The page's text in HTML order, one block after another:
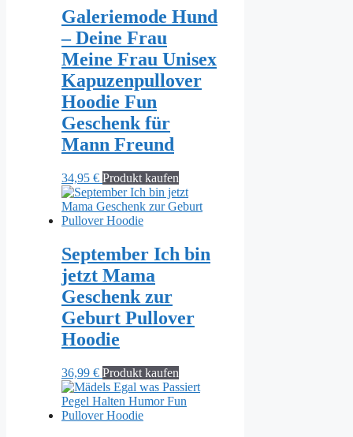
Galeriemode Hund
– Deine Frau
Meine Frau Unisex
Kapuzenpullover
Hoodie Fun
Geschenk für
Mann Freund
34,95 € Produkt kaufen
September Ich bin
jetzt Mama
Geschenk zur
Geburt Pullover
Hoodie
36,99 € Produkt kaufen